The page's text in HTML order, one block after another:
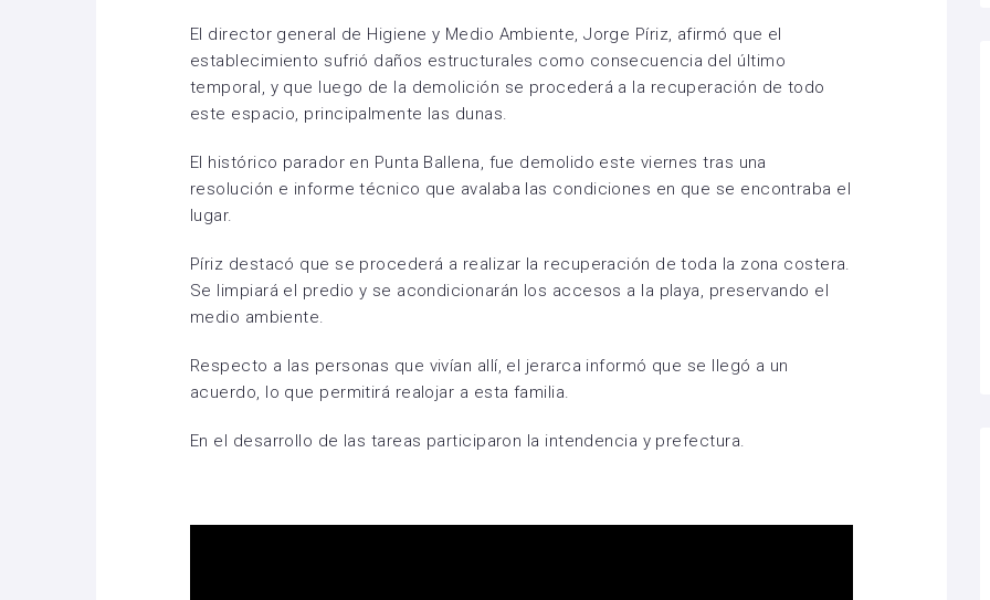
El director general de Higiene y Medio Ambiente, Jorge Píriz, afirmó que el
establecimiento sufrió daños estructurales como consecuencia del último
temporal, y que luego de la demolición se procederá a la recuperación de todo
este espacio, principalmente las dunas.
El histórico parador en Punta Ballena, fue demolido este viernes tras una
resolución e informe técnico que avalaba las condiciones en que se encontraba el
lugar.
Píriz destacó que se procederá a realizar la recuperación de toda la zona costera.
Se limpiará el predio y se acondicionarán los accesos a la playa, preservando el
medio ambiente.
Respecto a las personas que vivían allí, el jerarca informó que se llegó a un
acuerdo, lo que permitirá realojar a esta familia.
En el desarrollo de las tareas participaron la intendencia y prefectura.